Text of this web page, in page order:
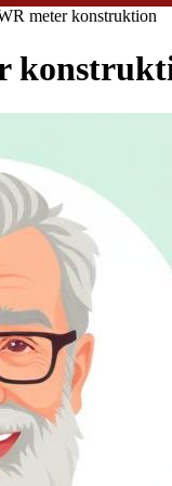
meter konstruktion